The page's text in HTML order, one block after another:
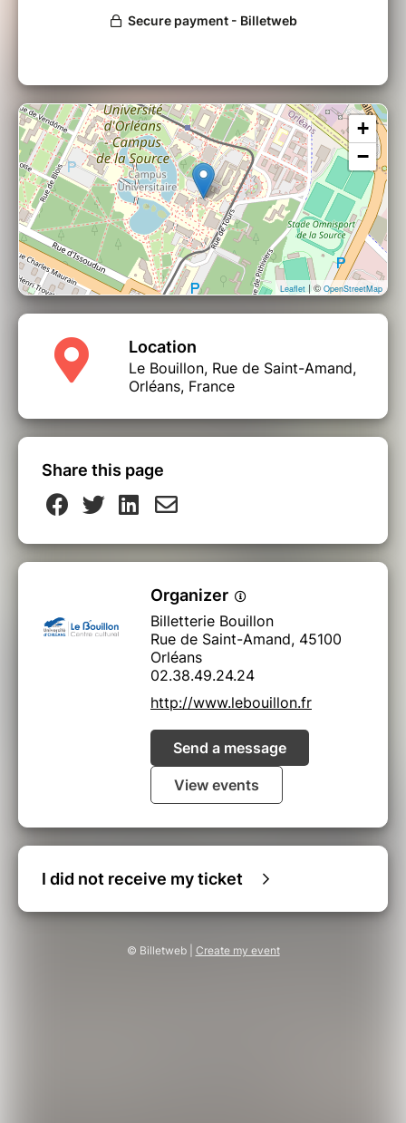
+
−
Leaflet | © OpenStreetMap
Location
Le Bouillon, Rue de Saint-Amand,
Orléans, France
Share this page
Organizer
Billetterie Bouillon
Rue de Saint-Amand, 45100
Orléans
02.38.49.24.24
http://www.lebouillon.fr
Send a message
View events
I did not receive my ticket
© Billetweb | Create my event